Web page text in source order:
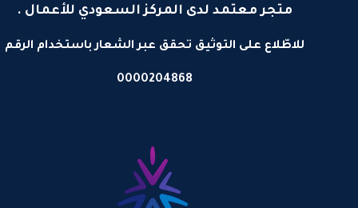
متجر معتمد لدى المركز السعودي للأعمال .
للاطّلاع على التوثيق تحقق عبر الشعار باستخدام الرقم
0000204868